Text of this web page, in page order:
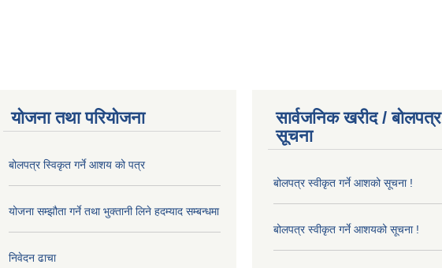
योजना तथा परियोजना
बोलपत्र स्विकृत गर्ने आशय को पत्र
योजना सम्झौता गर्ने तथा भुक्तानी लिने हदम्याद सम्बन्धमा
निवेदन ढाचा
सार्वजनिक खरीद / बोलपत्र
सूचना
बोलपत्र स्वीकृत गर्ने आशको सूचना !
बोलपत्र स्वीकृत गर्ने आशयको सूचना !